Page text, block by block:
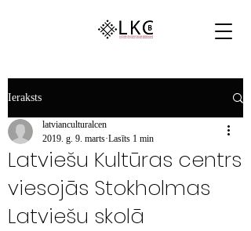
Ieraksts
Latviešu Kultūras centrs
viesojās Stokholmas
Latviešu skolā
latvianculturalcen
2019. g. 9. marts Lasīts 1 min